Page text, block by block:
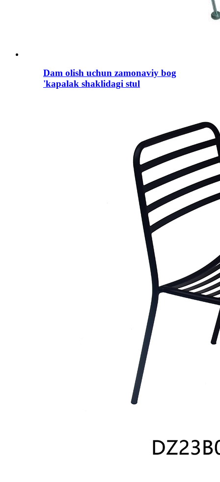
Dam olish uchun zamonaviy bog
'kapalak shaklidagi stul